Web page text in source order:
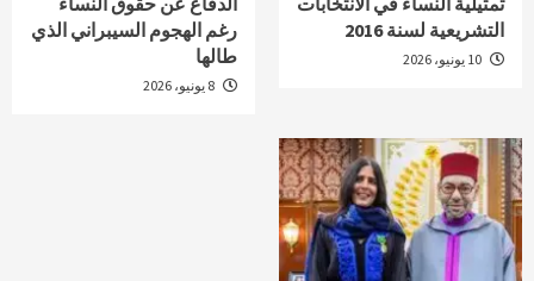
التشريعية لسنة 2016
رغم الهجوم السيبراني الذي
طالها